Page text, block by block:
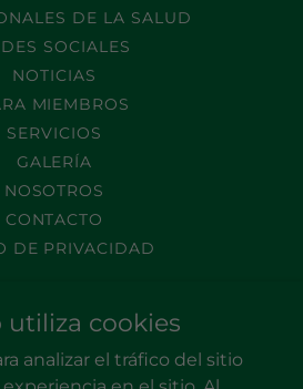
DE LA SALUD
SOCIALES
NOTICIAS
MIEMBROS
SERVICIOS
GALERÍA
NOSOTROS
CONTACTO
DE PRIVACIDAD
Culinaria
Baja California, México
utiliza cookies
analizar el tráfico del sitio